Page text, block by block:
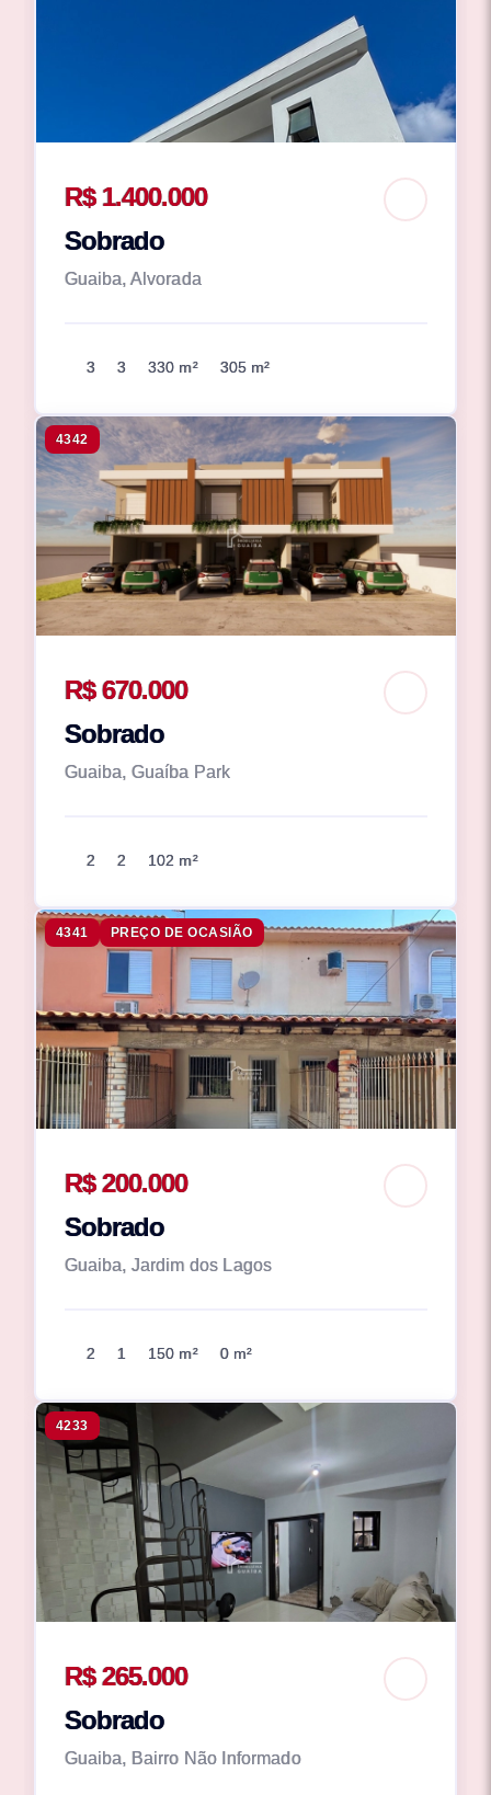
R$ 1.400.000
Sobrado
Guaiba, Alvorada
3 3 330 m² 305 m²
4342
R$ 670.000
Sobrado
Guaiba, Guaíba Park
2 2 102 m²
4341 PREÇO DE OCASIÃO
R$ 200.000
Sobrado
Guaiba, Jardim dos Lagos
2 1 150 m² 0 m²
4233
R$ 265.000
Sobrado
Guaiba, Bairro Não Informado